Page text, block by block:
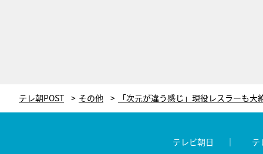
テレ朝POST その他
テレビ朝日 テ